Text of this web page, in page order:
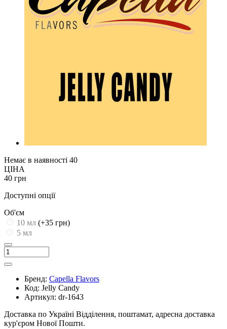
Немає в наявності 40
ЦІНА
40 грн
Доступні опції
Об'єм
10 мл (+35 грн)
5 мл
Бренд: Capella Flavors
Код: Jelly Candy
Артикул: dr-1643
Доставка по Україні Відділення, поштамат, адресна доставка
кур'єром Нової Пошти.